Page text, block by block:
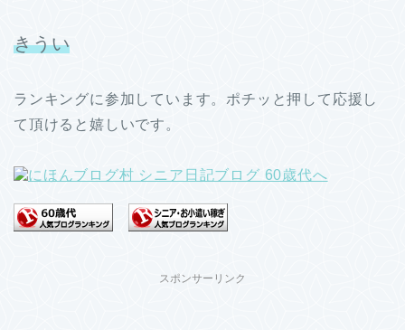
きうい
ランキングに参加しています。ポチッと押して応援し
て頂けると嬉しいです。
スポンサーリンク